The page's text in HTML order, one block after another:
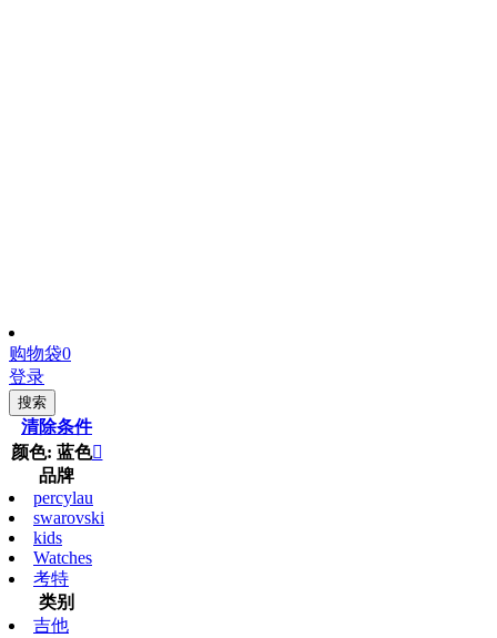
购物袋0
登录
搜索
清除条件
颜色: 蓝色
品牌
percylau
swarovski
kids
Watches
考特
类别
吉他